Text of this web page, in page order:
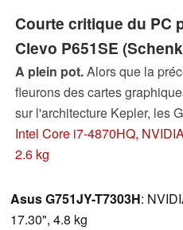
Courte critique du PC
Clevo P651SE
A plein pot.Alors que la
fleurons des cartes
sur l'architecture Kepler, les
970M utilisent enfin les
performances ? Le Barebone
Intel Core i7-4870HQ,
2.6 kg
Asus G751JY-T7303H:
17.30", 4.8 kg